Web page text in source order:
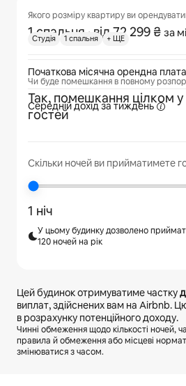
Якого розміру квартиру ви
1 спальня · від 72 299 ₴ за
Чи буде помешкання в повному
Так, помешкання цілком
гостей
Скільки ночей ви прийматимете
1 ніч
У цьому будинку дозволено
120 ночей на рік
Цей будинок отримуватиме частку
виплат, здійснених вам на Airbnb.
в розрахунку потенційного доходу.
Чинні обмеження щодо кількості ночей,
правила й обмеження або місцеві
змінюватися з часом.
Cтудія 1 спальня + ЩЕ
Початкова місячна орендна плата
Середній дохідза тиждень